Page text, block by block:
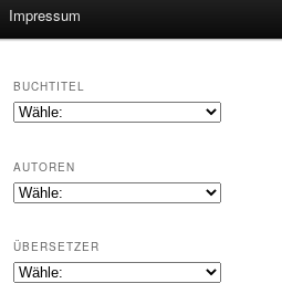
Impressum
BUCHTITEL
AUTOREN
ÜBERSETZER